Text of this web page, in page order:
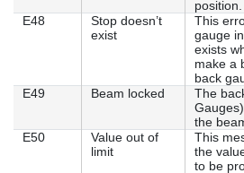
position.
E48
Stop doesn’t
exist
This
gauge
exists
make a
back
E49
Beam locked
The
the
E50
Value out of
limit
This
the
to be